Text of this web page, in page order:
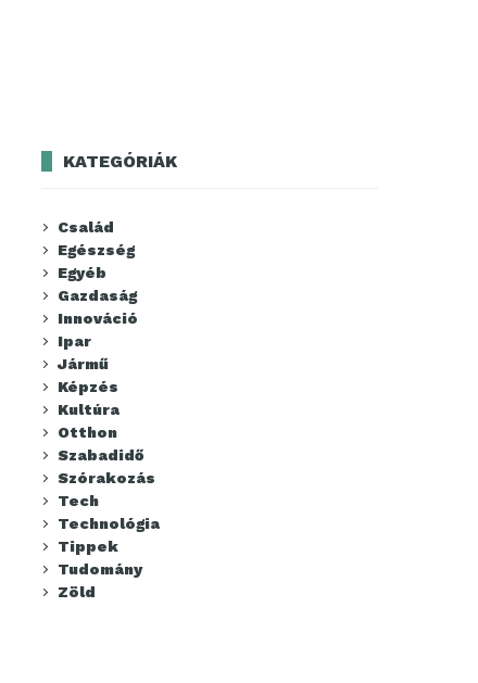
KATEGÓRIÁK
Család
Egészség
Egyéb
Gazdaság
Innováció
Ipar
Jármű
Képzés
Kultúra
Otthon
Szabadidő
Szórakozás
Tech
Technológia
Tippek
Tudomány
Zöld